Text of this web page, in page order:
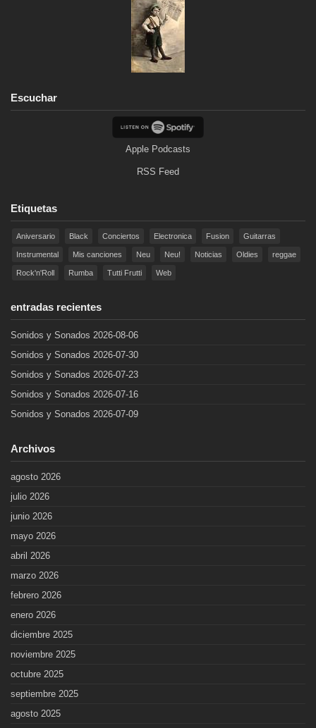
Escuchar
Apple Podcasts
RSS Feed
Etiquetas
Aniversario Black Conciertos Electronica Fusion Guitarras
Instrumental Mis canciones Neu Neu! Noticias Oldies reggae
Rock'n'Roll Rumba Tutti Frutti Web
entradas recientes
Sonidos y Sonados 2026-08-06
Sonidos y Sonados 2026-07-30
Sonidos y Sonados 2026-07-23
Sonidos y Sonados 2026-07-16
Sonidos y Sonados 2026-07-09
Archivos
agosto 2026
julio 2026
junio 2026
mayo 2026
abril 2026
marzo 2026
febrero 2026
enero 2026
diciembre 2025
noviembre 2025
octubre 2025
septiembre 2025
agosto 2025